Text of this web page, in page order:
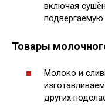
включая
Товары
Молоко и
других